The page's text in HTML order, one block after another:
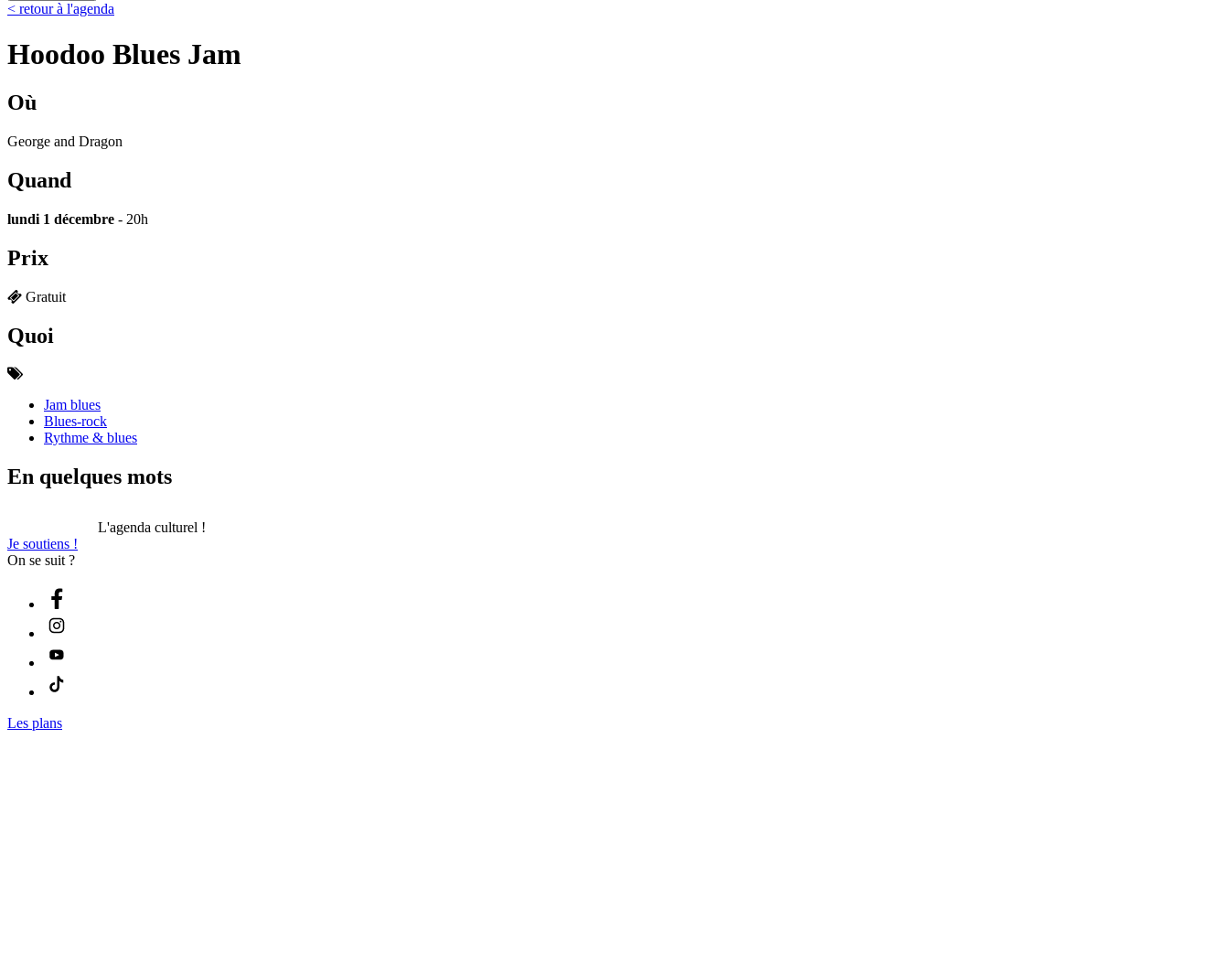
< retour à l'agenda
Hoodoo Blues Jam
Où
George and Dragon
Quand
lundi 1 décembre - 20h
Prix
Gratuit
Quoi
Jam blues
Blues-rock
Rythme & blues
En quelques mots
L'agenda culturel !
Je soutiens !
On se suit ?
Les plans